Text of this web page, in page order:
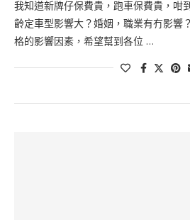
我知道新牌仔保費貴，跑車保費貴，咁
齡定車型影響大？婚姻，職業有冇影響
格的影響因素，希望幫到各位 …